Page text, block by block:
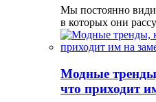
Мы постоянно
в которых они
Модные
что приходит